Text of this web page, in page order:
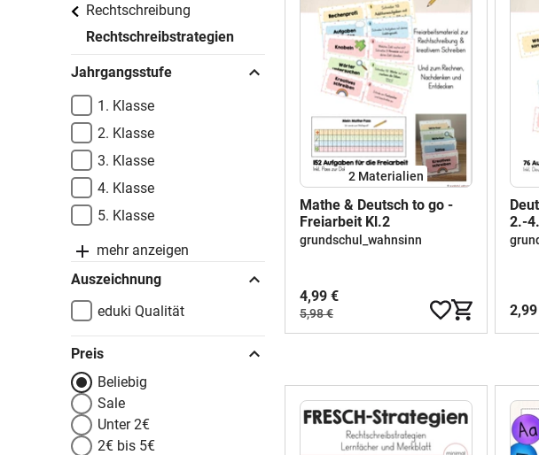
Rechtschreibung
Rechtschreibstrategien
Jahrgangsstufe
1. Klasse
2. Klasse
3. Klasse
4. Klasse
5. Klasse
mehr anzeigen
Auszeichnung
eduki Qualität
Preis
Beliebig
Sale
Unter 2€
2€ bis 5€
2 Materialien
Mathe & Deutsch to go -
Freiarbeit Kl.2
grundschul_wahnsinn
4,99 €
5,98 €
2.-